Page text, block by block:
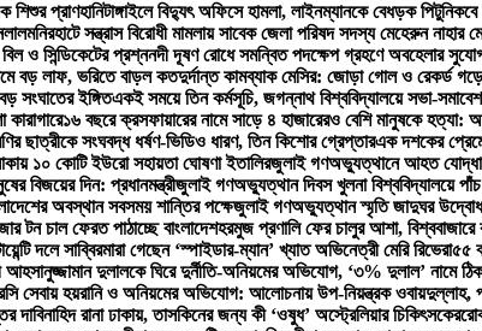
শিশুর প্রাণহানিটাঙ্গাইলে বিদ্যুৎ অফিসে হামলা, লাইনম্যানকে বেধড়ক পিটুনিকবে
লালমনিরহাটে সন্ত্রাস বিরোধী মামলায় সাবেক জেলা পরিষদ সদস্য মেহেরুন নাহার
ও সিন্ডিকেটের প্রশ্ননদী দূষণ রোধে সমন্বিত পদক্ষেপ গ্রহণে অবহেলার
বড় লাফ, ভরিতে বাড়ল কতদুর্দান্ত কামব্যাক মেসির: জোড়া গোল ও রেকর্ড
সংঘাতের ইঙ্গিতএকই সময়ে তিন কর্মসূচি, জগন্নাথ বিশ্ববিদ্যালয়ে সভা-
১৬ বছরে ক্রসফায়ারের নামে সাড়ে ৪ হাজারেরও বেশি মানুষকে হত্যা:
ছাত্রীকে সংঘবদ্ধ ধর্ষণ-ভিডিও ধারণ, তিন কিশোর গ্রেপ্তারএক দশকের
১০ কোটি ইউরো সহায়তা ঘোষণা ইতালিরজুলাই গণঅভ্যুত্থানে আহত যোদ্ধা
বিজয়ের দিন: প্রধানমন্ত্রীজুলাই গণঅভ্যুত্থান দিবস খুলনা বিশ্ববিদ্যালয়ে
অবস্থান সবসময় শান্তির পক্ষেজুলাই গণঅভ্যুত্থান স্মৃতি জাদুঘর
টন চাল ফেরত পাঠাচ্ছে বাংলাদেশহরমুজ প্রণালি ফের চালুর আশা,
দলে সাব্বিরমারা গেছেন ‘স্পাইডার-ম্যান’ খ্যাত অভিনেত্রী মেরি রিভেরা৫৫
আহসানুজ্জামান দুলালকে ঘিরে দুর্নীতি-অনিয়মের অভিযোগ, ‘৩% দুলাল’ নামে
সেবায় হয়রানি ও অনিয়মের অভিযোগ: আলোচনায় উপ-নিয়ন্ত্রক ওবায়দুল্লাহ,
দাবিনাহিদ রানা ঢাকায়, তাসকিনের জন্য কী ‘ওষুধ’ অস্ট্রেলিয়ার চিকিৎসকের